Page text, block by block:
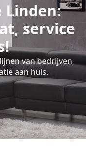
Linden:
service
van bedrijven
aan huis.